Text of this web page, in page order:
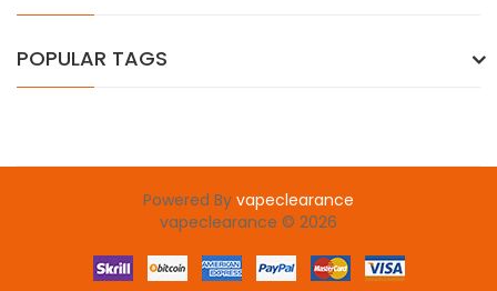
POPULAR TAGS
Powered By vapeclearance
vapeclearance © 2026
slot gacor